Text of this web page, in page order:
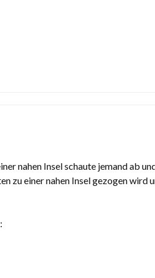
nahen Insel schaute jemand ab
zu einer nahen Insel gezogen wird